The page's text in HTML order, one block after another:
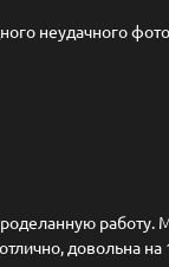
неудачного
довольна на